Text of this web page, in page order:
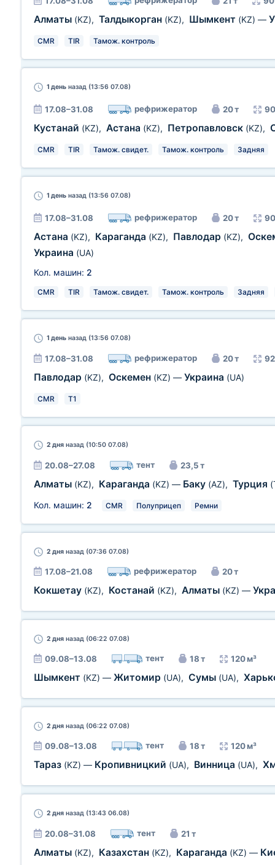
Алматы (KZ), Талдыкорган (KZ), Шымкент (KZ) —
CMR TIR Тамож. контроль
1 день назад (13:56 07.08)
17.08–31.08 рефрижератор 20 т
Кустанай (KZ), Астана (KZ), Петропавловск (KZ),
CMR TIR Тамож. свидет. Тамож. контроль Задняя
1 день назад (13:56 07.08)
17.08–31.08 рефрижератор 20 т
Астана (KZ), Караганда (KZ), Павлодар (KZ),
Украина (UA)
Кол. машин: 2
CMR TIR Тамож. свидет. Тамож. контроль Задняя
1 день назад (13:56 07.08)
17.08–31.08 рефрижератор 20 т
Павлодар (KZ), Оскемен (KZ) — Украина (UA)
CMR T1
2 дня назад (10:50 07.08)
20.08–27.08 тент 23,5 т
Алматы (KZ), Караганда (KZ) — Баку (AZ), Турция
Кол. машин: 2 CMR Полуприцеп Ремни
2 дня назад (07:36 07.08)
17.08–21.08 рефрижератор 20 т
Кокшетау (KZ), Костанай (KZ), Алматы (KZ) —
2 дня назад (06:22 07.08)
09.08–13.08 тент 18 т 120 м³
Шымкент (KZ) — Житомир (UA), Сумы (UA),
2 дня назад (06:22 07.08)
09.08–13.08 тент 18 т 120 м³
Тараз (KZ) — Кропивницкий (UA), Винница (UA),
2 дня назад (13:43 06.08)
20.08–31.08 тент 21 т
Алматы (KZ), Казахстан (KZ), Караганда (KZ) —